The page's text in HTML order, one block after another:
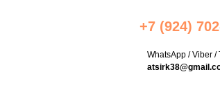
WhatsApp /Viber /
+7 (924)